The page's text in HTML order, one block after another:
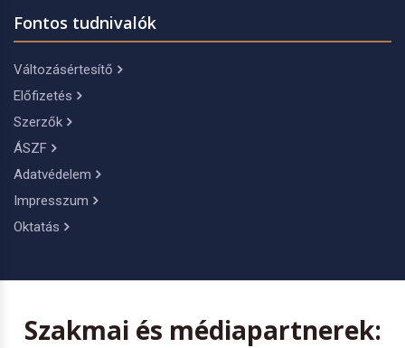
Fontos tudnivalók
Változásértesítő
Előfizetés
Szerzők
ÁSZF
Adatvédelem
Impresszum
Oktatás
Szakmai és médiapartnerek: